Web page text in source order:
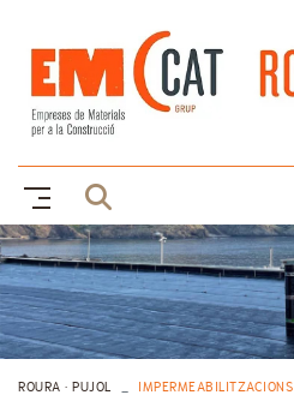
ROURA · PUJOL IMPERMEABILITZACIONS